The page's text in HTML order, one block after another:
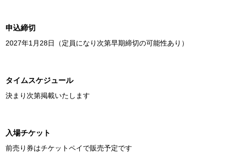
申込締切
2027年1月28日（定員になり次第早期締切の可能性あり）
タイムスケジュール
決まり次第掲載いたします
入場チケット
前売り券はチケットペイで販売予定です